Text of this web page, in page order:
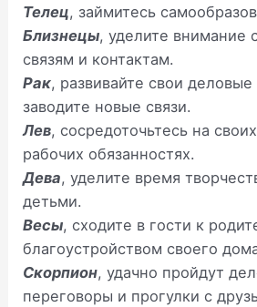
Телец, займитесь
Близнецы, уделите внимание
связям и контактам.
Рак, развивайте свои
заводите новые связи.
Лев, сосредоточьтесь на
рабочих обязанностях.
Дева, уделите время
детьми.
Весы, сходите в гости к
благоустройством своего
Скорпион, удачно пройдут
переговоры и прогулки с